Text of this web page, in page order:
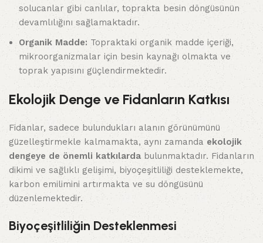
solucanlar gibi canlılar, toprakta besin döngüsünün
devamlılığını sağlamaktadır.
Organik Madde: Topraktaki organik madde içeriği,
mikroorganizmalar için besin kaynağı olmakta ve
toprak yapısını güçlendirmektedir.
Ekolojik Denge ve Fidanların Katkısı
Fidanlar, sadece bulundukları alanın görünümünü
güzelleştirmekle kalmamakta, aynı zamanda ekolojik
dengeye de önemli katkılarda bulunmaktadır. Fidanların
dikimi ve sağlıklı gelişimi, biyoçeşitliliği desteklemekte,
karbon emilimini artırmakta ve su döngüsünü
düzenlemektedir.
Biyoçeşitliliğin Desteklenmesi